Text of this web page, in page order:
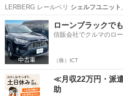
LERBERG レールベリ シェルフユニット
大阪 大阪市 今福鶴見駅 収納
ローンブラックで
信販会社でクルマのロ
（株）ICT
≪月収22万円・派
助